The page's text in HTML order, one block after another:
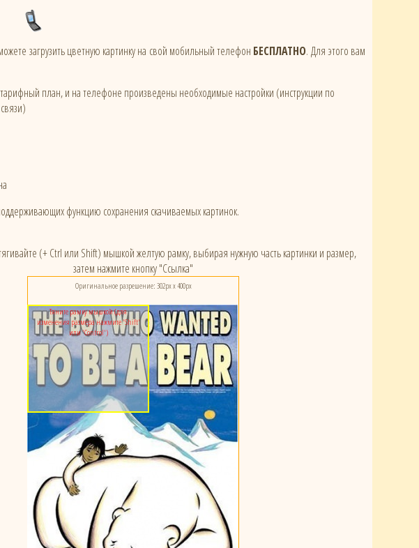
загрузить цветную картинку на свой мобильный телефон БЕСПЛАТНО. Для этого вам
план, и на телефоне произведены необходимые настройки (инструкции по
функцию сохранения скачиваемых картинок.
(+ Ctrl или Shift) мышкой желтую рамку, выбирая нужную часть картинки и размер,
затем нажмите кнопку "Ссылка"
Тяните рамку мышкой (для
изменения размера нажмите 'Shift'
или 'Control')
Оригинальное разрешение: 302px x 400px